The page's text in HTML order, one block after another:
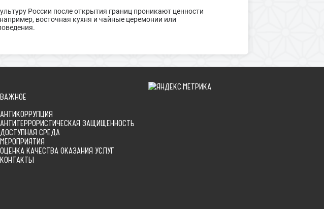
России после открытия границ проникают ценности
восточная кухня и чайные церемонии или
ВАЖНОЕ
АНТИКОРРУПЦИЯ
АНТИТЕРРОРИСТИЧЕСКАЯ ЗАЩИЩЕННОСТЬ
ДОСТУПНАЯ СРЕДА
МЕРОПРИЯТИЯ
ОЦЕНКА КАЧЕСТВА ОКАЗАНИЯ УСЛУГ
КОНТАКТЫ